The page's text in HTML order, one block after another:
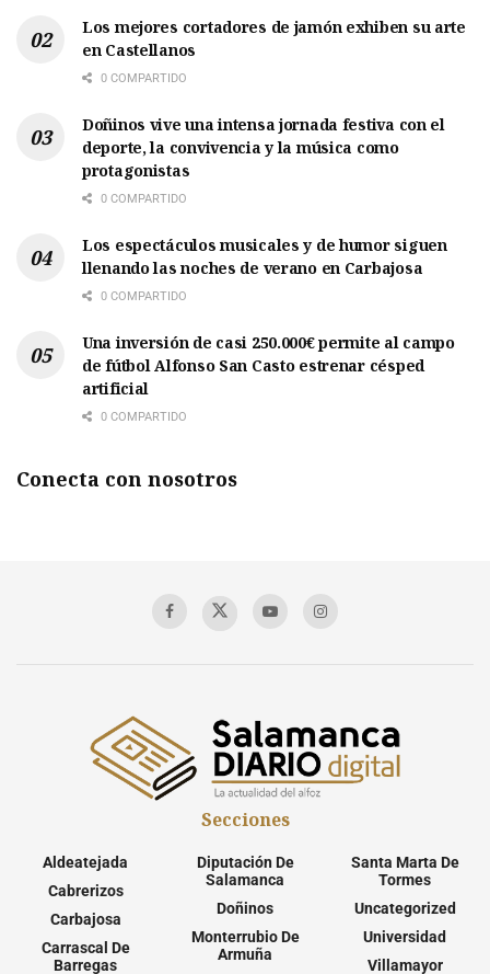
Los mejores cortadores de jamón exhiben su arte
en Castellanos
0 COMPARTIDO
Doñinos vive una intensa jornada festiva con el
deporte, la convivencia y la música como
protagonistas
0 COMPARTIDO
Los espectáculos musicales y de humor siguen
llenando las noches de verano en Carbajosa
0 COMPARTIDO
Una inversión de casi 250.000€ permite al campo
de fútbol Alfonso San Casto estrenar césped
artificial
0 COMPARTIDO
Conecta con nosotros
Secciones
Aldeatejada
Cabrerizos
Carbajosa
Carrascal De
Barregas
Diputación De
Salamanca
Doñinos
Monterrubio De
Armuña
Santa Marta De
Tormes
Uncategorized
Universidad
Villamayor